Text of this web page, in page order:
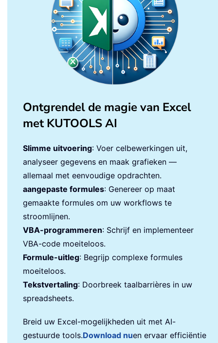
Ontgrendel de magie van Excel
met KUTOOLS AI
Slimme uitvoering: Voer celbewerkingen uit,
analyseer gegevens en maak grafieken —
allemaal met eenvoudige opdrachten.
aangepaste formules: Genereer op maat
gemaakte formules om uw workflows te
stroomlijnen.
VBA-programmeren: Schrijf en implementeer
VBA-code moeiteloos.
Formule-uitleg: Begrijp complexe formules
moeiteloos.
Tekstvertaling: Doorbreek taalbarrières in uw
spreadsheets.
Breid uw Excel-mogelijkheden uit met AI-
gestuurde tools.Download nuen ervaar efficiëntie